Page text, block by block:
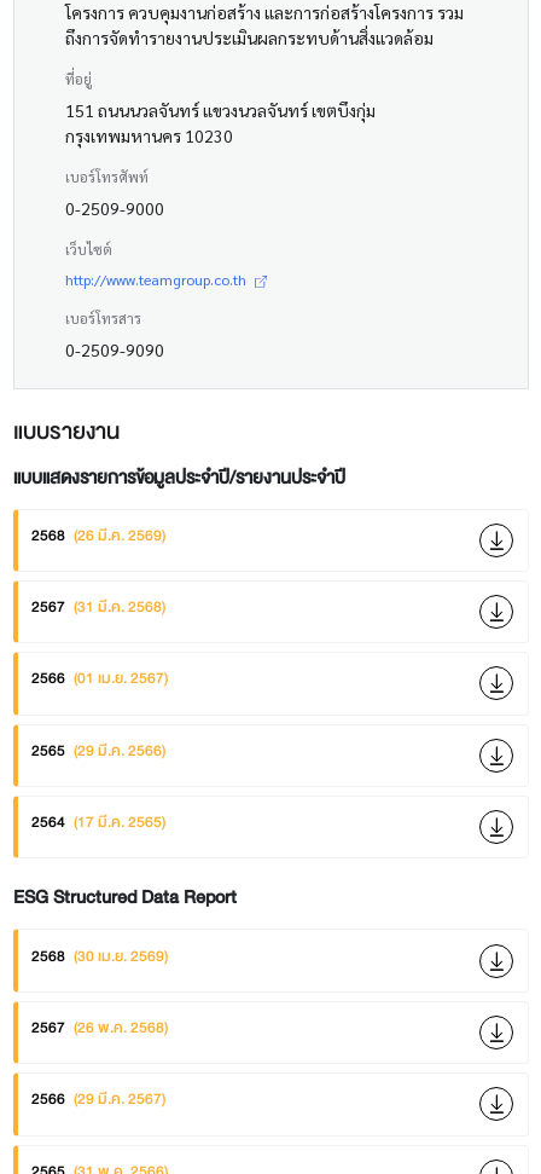
โครงการ ควบคุมงานก่อสร้าง และการก่อสร้างโครงการ รวม
ถึงการจัดทำรายงานประเมินผลกระทบด้านสิ่งแวดล้อม
ที่อยู่
151 ถนนนวลจันทร์ แขวงนวลจันทร์ เขตบึงกุ่ม
กรุงเทพมหานคร 10230
เบอร์โทรศัพท์
0-2509-9000
เว็บไซต์
http://www.teamgroup.co.th
เบอร์โทรสาร
0-2509-9090
แบบรายงาน
แบบแสดงรายการข้อมูลประจำปี/รายงานประจำปี
2568 (26 มี.ค. 2569)
2567 (31 มี.ค. 2568)
2566 (01 เม.ย. 2567)
2565 (29 มี.ค. 2566)
2564 (17 มี.ค. 2565)
ESG Structured Data Report
2568 (30 เม.ย. 2569)
2567 (26 พ.ค. 2568)
2566 (29 มี.ค. 2567)